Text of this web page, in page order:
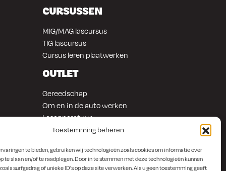
Toestemming beheren
te bieden, gebruiken wij technologieën zoals cookies om informatie over
te slaan en/of te raadplegen. Door in te stemmen met deze technologieën kunnen
surfgedrag of unieke ID's op deze site verwerken. Als u geen toestemming geeft
CURSUSSEN
MIG/MAG lascursus
TIG lascursus
Cursus leren plaatwerken
OUTLET
Gereedschap
Om en in de auto werken
Lasapparatuur
Overige producten